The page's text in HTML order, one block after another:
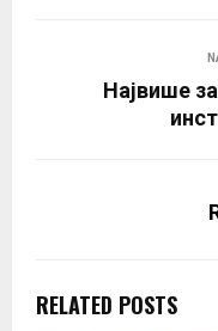
Највише
RELATED POSTS